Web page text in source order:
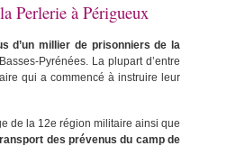
Perlerie à Périgueux
d’un millier de prisonniers de la
Pyrénées. La plupart d’entre
qui a commencé à instruire leur
de la 12e région militaire ainsi que
des prévenus du camp de